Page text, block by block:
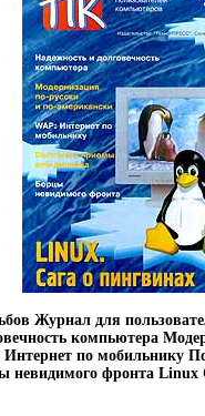
Журнал для
компьютера
Интернет по мобильнику
невидимого фронта Linux